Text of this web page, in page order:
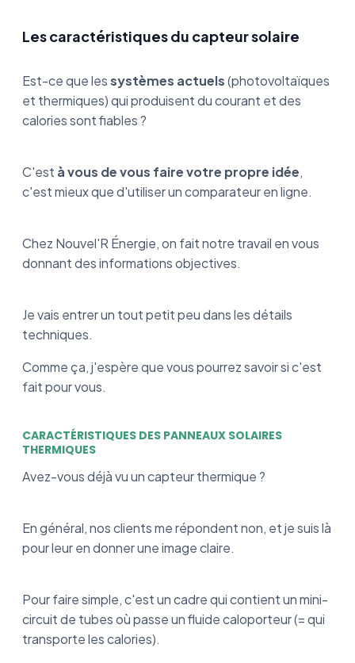
Les caractéristiques du capteur solaire
Est-ce que lessystèmes actuels(photovoltaïques
et thermiques) qui produisent du courant et des
calories sont fiables ?
C'est à vous de vous faire votre propre idée,
c'est mieux que d'utiliser un comparateur en ligne.
Chez Nouvel'R Énergie, on fait notre travail en vous
donnant des informations objectives.
Je vais entrer un tout petit peu dans les détails
techniques.
Comme ça, j'espère que vous pourrez savoir si c'est
fait pour vous.
CARACTÉRISTIQUES DES PANNEAUX SOLAIRES
THERMIQUES
Avez-vous déjà vu un capteur thermique ?
En général, nos clients me répondent non, et je suis là
pour leur en donner une image claire.
Pour faire simple, c'est un cadre qui contient un mini-
circuit de tubes où passe un fluide caloporteur (= qui
transporte les calories).